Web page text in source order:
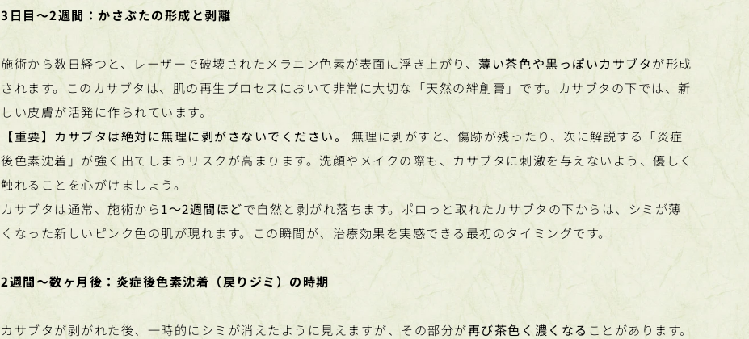
3日目〜2週間：かさぶたの形成と剥離
施術から数日経つと、レーザーで破壊されたメラニン色素が表面に浮き上がり、薄い茶色や黒っぽいカサブタが形成
されます。このカサブタは、肌の再生プロセスにおいて非常に大切な「天然の絆創膏」です。カサブタの下では、新
しい皮膚が活発に作られています。
【重要】カサブタは絶対に無理に剥がさないでください。
無理に剥がすと、傷跡が残ったり、次に解説する「炎症
後色素沈着」が強く出てしまうリスクが高まります。洗顔やメイクの際も、カサブタに刺激を与えないよう、優しく
触れることを心がけましょう。
カサブタは通常、施術から1〜2週間ほどで自然と剥がれ落ちます。ポロっと取れたカサブタの下からは、シミが薄
くなった新しいピンク色の肌が現れます。この瞬間が、治療効果を実感できる最初のタイミングです。
2週間〜数ヶ月後：炎症後色素沈着（戻りジミ）の時期
カサブタが剥がれた後、一時的にシミが消えたように見えますが、その部分が再び茶色く濃くなる ことがあります。